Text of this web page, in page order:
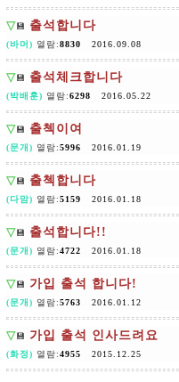
▽💾 출석합니다
(바머) 열람:8830 2016.09.08
▽💾 출석체크합니다
(박배훈) 열람:6298 2016.05.22
▽💾 출첵이여
(문개) 열람:5996 2016.01.19
▽💾 출첵합니다
(다맘) 열람:5159 2016.01.18
▽💾 출석합니다!!
(문개) 열람:4722 2016.01.18
▽💾 가입 출석 합니다!
(문개) 열람:5763 2016.01.12
▽💾 가입 출석 인사드려요
(화정) 열람:4955 2015.12.25